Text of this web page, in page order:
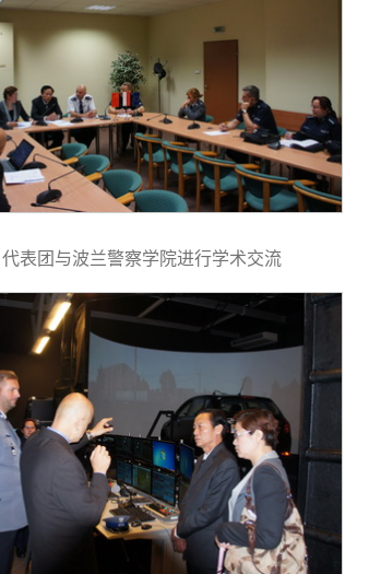
代表团与波兰警察学院进行学术交流